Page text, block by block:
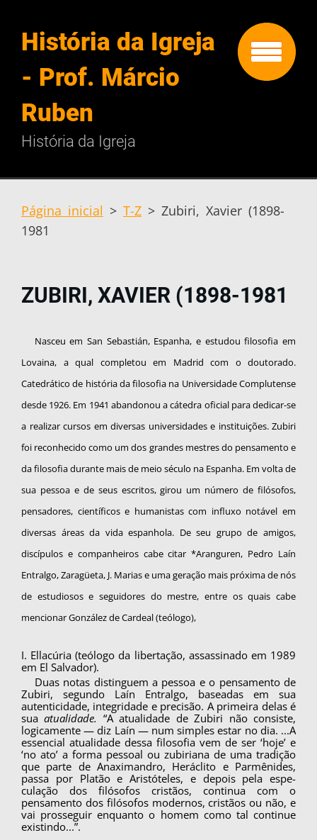
História da Igreja
- Prof. Márcio
Ruben
História da Igreja
Página inicial > T-Z > Zubiri, Xavier (1898-
1981
ZUBIRI, XAVIER (1898-1981
Nasceu em San Sebastián, Espanha, e estudou filosofia em
Lovaina, a qual completou em Madrid com o doutorado.
Catedrático de história da filosofia na Universidade Complutense
desde 1926. Em 1941 abandonou a cátedra oficial para dedicar-se
a realizar cursos em diversas universi­dades e instituições. Zubiri
foi reconhecido como um dos grandes mestres do pensamento e
da filo­sofia durante mais de meio século na Espanha. Em volta de
sua pessoa e de seus escritos, girou um número de filósofos,
pensadores, científicos e humanistas com influxo notável em
diversas áreas da vida espanhola. De seu grupo de ami­gos,
discípulos e companheiros cabe citar *Aranguren, Pedro Laín
Entralgo, Zaragüeta, J. Marias e uma geração mais próxima de nós
de estudiosos e seguidores do mestre, entre os quais cabe
mencionar González de Cardeal (teólogo),
I. Ellacúria (teólogo da libertação, assassinado em 1989
em El Salvador).
Duas notas distinguem a pessoa e o pensamen­to de
Zubiri, segundo Laín Entralgo, baseadas em sua
autenticidade, integridade e precisão. A pri­meira delas é
suaatualidade. “A atualidade de Zubiri não consiste,
logicamente — diz Laín — num simples estar no dia. ...A
essencial atualida­de dessa filosofia vem de ser ‘hoje’ e
‘no ato’ a forma pessoal ou zubiriana de uma tradição
que parte de Anaximandro, Heráclito e Parmênides,
passa por Platão e Aristóteles, e depois pela espe­
culação dos filósofos cristãos, continua com o
pensamento dos filósofos modernos, cristãos ou não, e
vai prosseguir enquanto o homem como tal continue
existindo...”.